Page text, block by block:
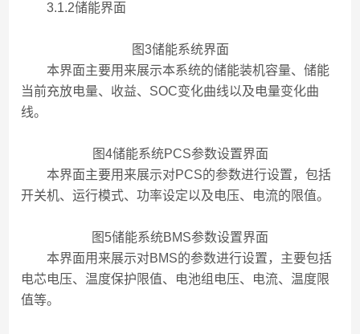
3.1.2储能界面
图3储能系统界面
本界面主要用来展示本系统的储能装机容量、储能
当前充放电量、收益、SOC变化曲线以及电量变化曲
线。
图4储能系统PCS参数设置界面
本界面主要用来展示对PCS的参数进行设置，包括
开关机、运行模式、功率设定以及电压、电流的限值。
图5储能系统BMS参数设置界面
本界面用来展示对BMS的参数进行设置，主要包括
电芯电压、温度保护限值、电池组电压、电流、温度限
值等。